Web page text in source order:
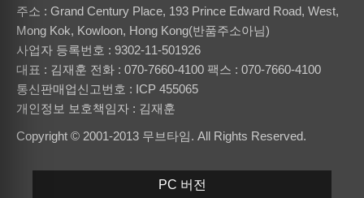
주소 : Grand Century Place, 193 Prince Edward Road, West,
Mong Kok, Kowloon, Hong Kong(반품주소아님)
사업자 등록번호 : 9302-11-501926
대표 : 김재훈 전화 : 070-7660-4100 팩스 : 070-7660-4100
통신판매업신고번호 : ICP 455065
개인정보 보호책임자 : 김재훈
Copyright © 2001-2013 무브타임. All Rights Reserved.
PC 버전